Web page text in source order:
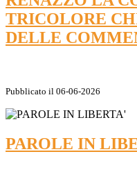
TRICOLORE
DELLE
Pubblicato il 06-06-2026
PAROLE IN